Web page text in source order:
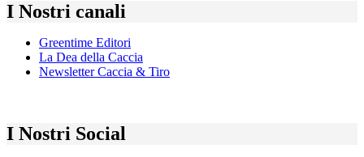
I Nostri canali
Greentime Editori
La Dea della Caccia
Newsletter Caccia & Tiro
I Nostri Social